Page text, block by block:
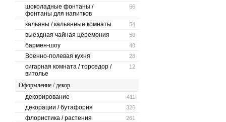
56
шоколадные фонтаны /
фонтаны для напитков
54
кальяны / кальянные комнаты
50
выездная чайная церемония
40
бармен-шоу
28
Военно-полевая кухня
12
сигарная комната / торседор /
витолье
Оформление / декор
411
декорирование
326
декорации / бутафория
261
флористика / растения